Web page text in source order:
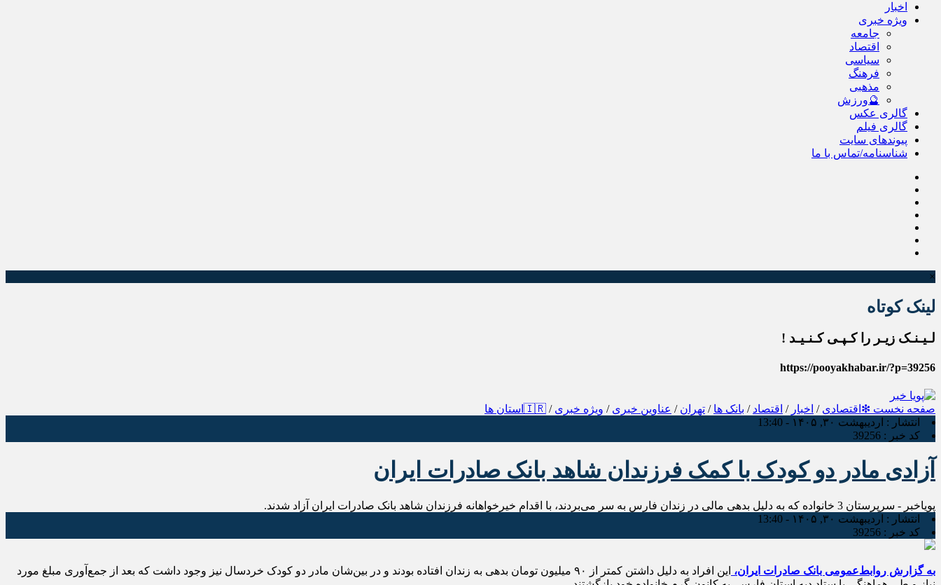
اخبار
ویژه خبری
جامعه
اقتصاد
سیاسی
فرهنگ
مذهبی
🔮ورزش
گالری عکس
گالری فیلم
پیوندهای سایت
شناسنامه/تماس با ما
×
لینک کوتاه
لـیـنـک زیـر را کـپـی کـنـیـد !
https://pooyakhabar.ir/?p=39256
صفحه نخست ❇اقتصادی / اخبار / اقتصاد / بانک ها / تهران / عناوین خبری / ویژه خبری / 🇮🇷استان ها
انتشار : اردیبهشت ۳۰, ۱۴۰۵ - 13:40
کد خبر : 39256
آزادی مادر دو کودک با کمک فرزندان شاهد بانک صادرات ایران
پویاخبر - سرپرستان 3 خانواده که به دلیل بدهی مالی در زندان فارس به سر می‌بردند، با اقدام خیرخواهانه فرزندان شاهد بانک صادرات ایران آزاد شدند.
انتشار : اردیبهشت ۳۰, ۱۴۰۵ - 13:40
کد خبر : 39256
به گزارش روابط‌عمومی بانک صادرات ایران،
این افراد به دلیل داشتن کمتر از ۹۰ میلیون تومان بدهی به زندان افتاده بودند و در بین‌شان مادر دو کودک خردسال نیز وجود داشت که بعد از جمع‌آوری مبلغ مورد